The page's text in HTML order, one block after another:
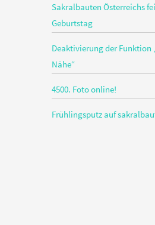
Sakralbauten Österreichs
Geburtstag
Deaktivierung der Funktion
Nähe“
4500. Foto online!
Frühlingsputz auf